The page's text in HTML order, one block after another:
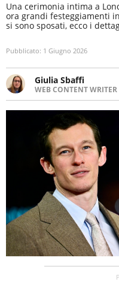
Una cerimonia intima a
ora grandi festeggiamenti
si sono sposati, ecco i
Pubblicato: 1 Giugno 2026
Giulia Sbaffi
WEB CONTENT WRITER
Web content writer
viaggi, scrive da
natura, le piace
intorno a lei.